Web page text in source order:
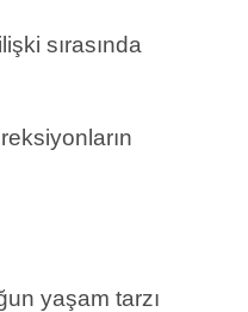
sırasında
yaşam tarzı